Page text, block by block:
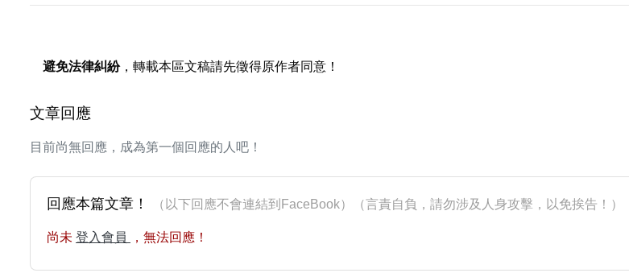
避免法律糾紛，轉載本區文稿請先徵得原作者同意！
文章回應
目前尚無回應，成為第一個回應的人吧！
回應本篇文章！ （以下回應不會連結到FaceBook）（言責自負，請勿涉及人身攻擊，以免挨告！）
尚未 登入會員 ，無法回應！